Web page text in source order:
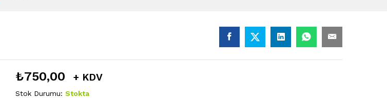
₺750,00 + KDV
Stok Durumu: Stokta